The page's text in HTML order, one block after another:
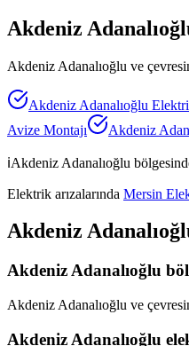
Akdeniz
Akdeniz Adanalıoğlu ve
Akdeniz Adanalıoğlu
Avize Montajı
Akdeniz
ℹ️Akdeniz Adanalıoğlu
Elektrik arızalarında Mersin
Akdeniz
Akdeniz Adanalıoğlu
Akdeniz Adanalıoğlu ve
Akdeniz Adanalıoğlu